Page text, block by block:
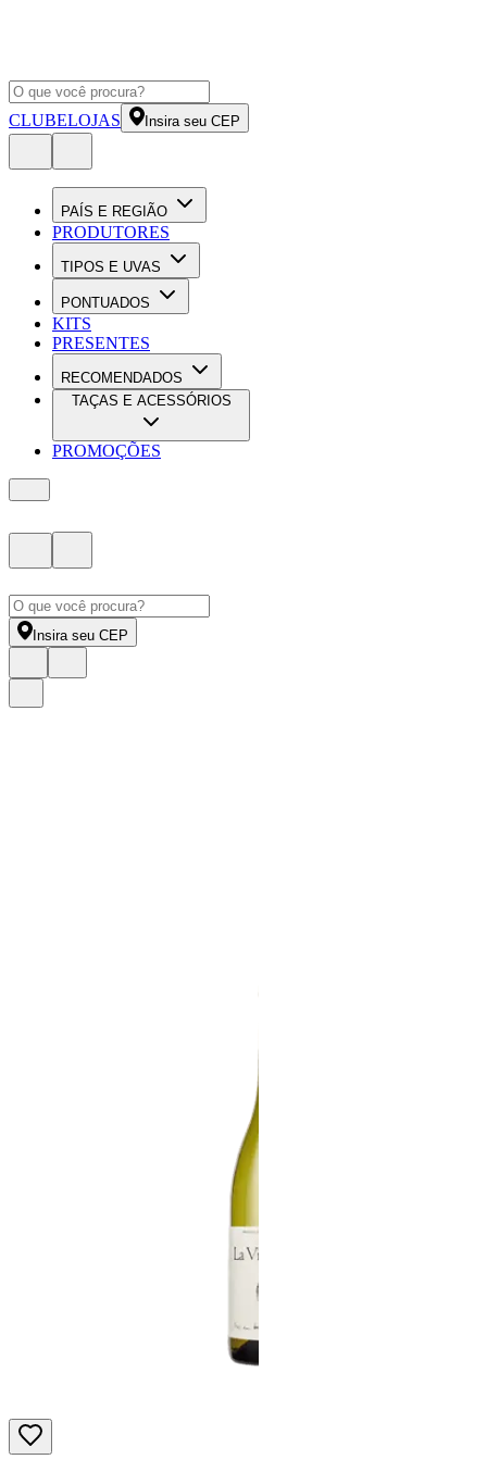
CLUBELOJAS Insira seu CEP
PAÍS E REGIÃO
PRODUTORES
TIPOS E UVAS
PONTUADOS
KITS
PRESENTES
RECOMENDADOS
TAÇAS E ACESSÓRIOS
PROMOÇÕES
Insira seu CEP